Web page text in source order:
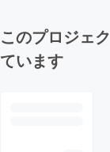
このプロジェ
ています